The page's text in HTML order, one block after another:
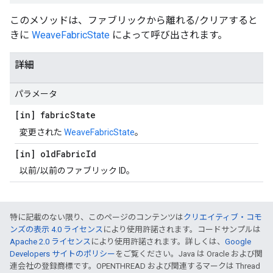
このメソッドは、ファブリックから離れる/クリアすると
きに WeaveFabricState によって呼び出されます。
詳細
パラメータ
[in] fabricState
変更された WeaveFabricState。
[in] oldFabricId
以前/以前のファブリック ID。
特に記載のない限り、このページのコンテンツはクリエイティブ・コモ
ンズの表示 4.0 ライセンス により使用許諾されます。コードサンプルは
Apache 2.0 ライセンス により使用許諾されます。詳しくは、 Google
Developers サイトのポリシー をご覧ください。Java は Oracle および関
連会社の登録商標です。OPENTHREAD および関連するマークは Thread